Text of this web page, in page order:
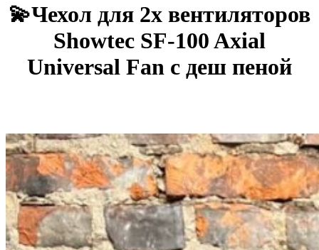
💫Чехол для 2х вентиляторов
Showtec SF-100 Axial
Universal Fan с деш пеной